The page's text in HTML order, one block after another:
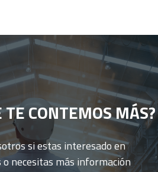
CONTEMOS MÁS?
si estas interesado en
necesitas más información